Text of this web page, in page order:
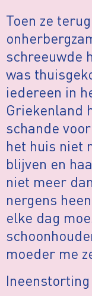
Toen ze
schreeuwde
was
iedereen in
Griekenland
schande
het huis niet
blijven en
niet meer
nergens
elke dag
moeder me
Ineenstorting